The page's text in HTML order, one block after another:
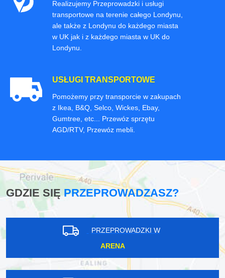
Realizujemy Przeprowadzki i usługi
transportowe na terenie całego Londynu,
ale także z Londynu do każdego miasta
w UK jak i z każdego miasta w UK do
Londynu.
USŁUGI TRANSPORTOWE
Pomożemy przy transporcie w zakupach
z Ikea, B&Q, Selco, Wickes, Ebay,
Gumtree, etc... Przewóz sprzętu
AGD/RTV, Przewóz mebli.
GDZIE SIĘPRZEPROWADZASZ?
PRZEPROWADZKI W
ARENA